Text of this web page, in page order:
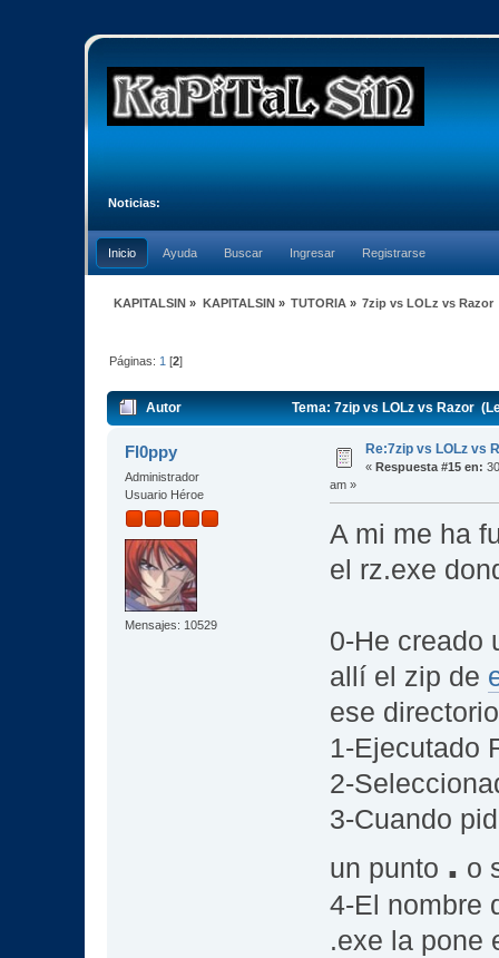
Noticias:
Inicio Ayuda Buscar Ingresar Registrarse
KAPITALSIN » KAPITALSIN» TUTORIA» 7zip vs LOLz vs Razor
Páginas: 1 [2]
Autor Tema: 7zip vs LOLz vs Razor
Fl0ppy
Administrador
Usuario Héroe
Mensajes: 10529
Re:7zip vs LOLz vs
« Respuesta #15 en:
am »
A mi me ha
el rz.exe
0-He creado
allí el zip de
ese directorio
1-Ejecutado
2-
3-Cuando
un punto . o
4-El nombre
.exe la pone